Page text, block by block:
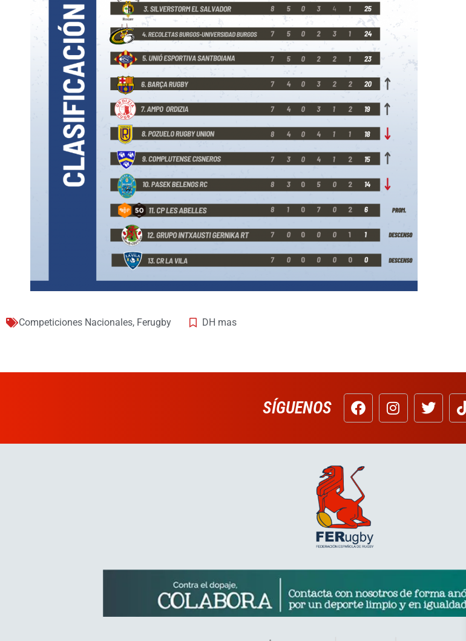
Competiciones Nacionales, Ferugby DH mas
SÍGUENOS